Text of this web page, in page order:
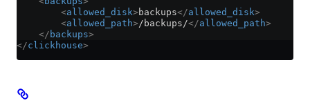
        <
allowed_disk> backups</allowed_disk>
        <
allowed_path> /backups/</allowed_path>
    </
backups>
</clickhouse>